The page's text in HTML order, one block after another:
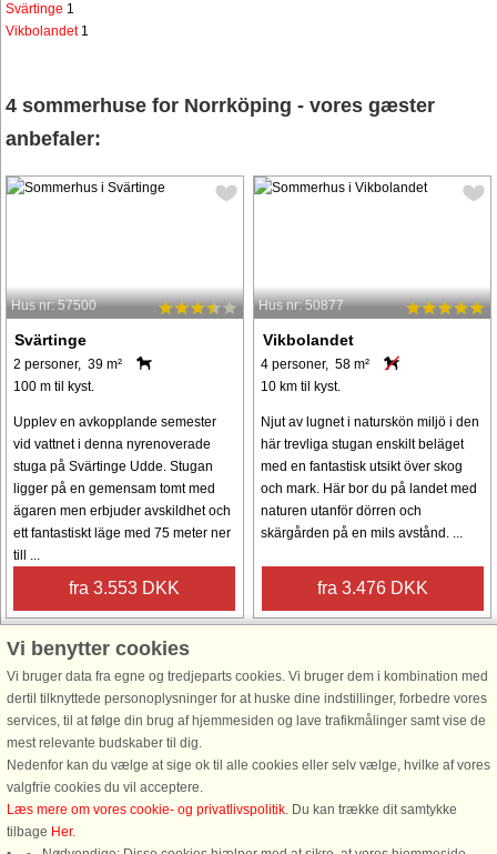
Svärtinge 1
Vikbolandet 1
4 sommerhuse for Norrköping - vores gæster
anbefaler:
Hus nr: 57500
Svärtinge
2 personer, 39 m²
100 m til kyst.
Upplev en avkopplande semester
vid vattnet i denna nyrenoverade
stuga på Svärtinge Udde. Stugan
ligger på en gemensam tomt med
ägaren men erbjuder avskildhet och
ett fantastiskt läge med 75 meter ner
till ...
fra 3.553 DKK
Hus nr: 50877
Vikbolandet
4 personer, 58 m²
10 km til kyst.
Njut av lugnet i naturskön miljö i den
här trevliga stugan enskilt beläget
med en fantastisk utsikt över skog
och mark. Här bor du på landet med
naturen utanför dörren och
skärgården på en mils avstånd. ...
fra 3.476 DKK
Norrköping
2 personer, 75 m²
50 m til kyst.
Vi benytter cookies
Vi bruger data fra egne og tredjeparts cookies. Vi bruger dem i kombination med
dertil tilknyttede personoplysninger for at huske dine indstillinger, forbedre vores
services, til at følge din brug af hjemmesiden og lave trafikmålinger samt vise de
mest relevante budskaber til dig.
Nedenfor kan du vælge at sige ok til alle cookies eller selv vælge, hvilke af vores
valgfrie cookies du vil acceptere.
Læs mere om vores cookie- og privatlivspolitik. Du kan trække dit samtykke
tilbage Her.